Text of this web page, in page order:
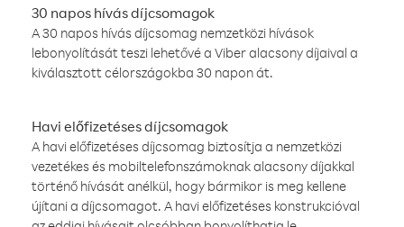
30 napos hívás díjcsomagok
A 30 napos hívás díjcsomag nemzetközi hívások
lebonyolítását teszi lehetővé a Viber alacsony díjaival a
kiválasztott célországokba 30 napon át.
Havi előfizetéses díjcsomagok
A havi előfizetéses díjcsomag biztosítja a nemzetközi
vezetékes és mobiltelefonszámoknak alacsony díjakkal
történő hívását anélkül, hogy bármikor is meg kellene
újítani a díjcsomagot. A havi előfizetéses konstrukcióval